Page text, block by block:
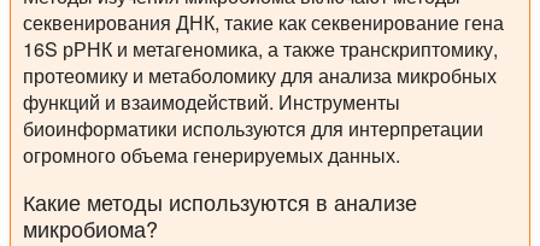
секвенирования ДНК, такие как секвенирование гена
16S рРНК и метагеномика, а также транскриптомику,
протеомику и метаболомику для анализа микробных
функций и взаимодействий. Инструменты
биоинформатики используются для интерпретации
огромного объема генерируемых данных.
Какие методы используются в анализе
микробиома?